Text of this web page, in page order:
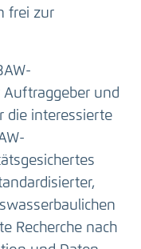
frei zur
und
die interessierte
Recherche nach